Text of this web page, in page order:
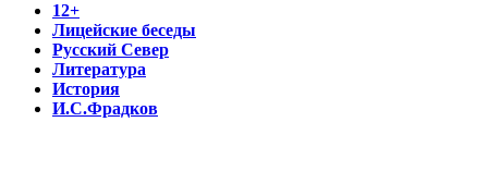
12+
Лицейские беседы
Русский Север
Литература
История
И.С.Фрадков